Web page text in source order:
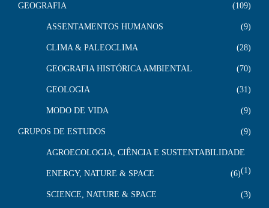
GEOGRAFIA 109
ASSENTAMENTOS HUMANOS 9
CLIMA & PALEOCLIMA 28
GEOGRAFIA HISTÓRICA AMBIENTAL 70
GEOLOGIA 31
MODO DE VIDA 9
GRUPOS DE ESTUDOS 9
AGROECOLOGIA, CIÊNCIA E SUSTENTABILIDADE
1
ENERGY, NATURE & SPACE 6
SCIENCE, NATURE & SPACE 3